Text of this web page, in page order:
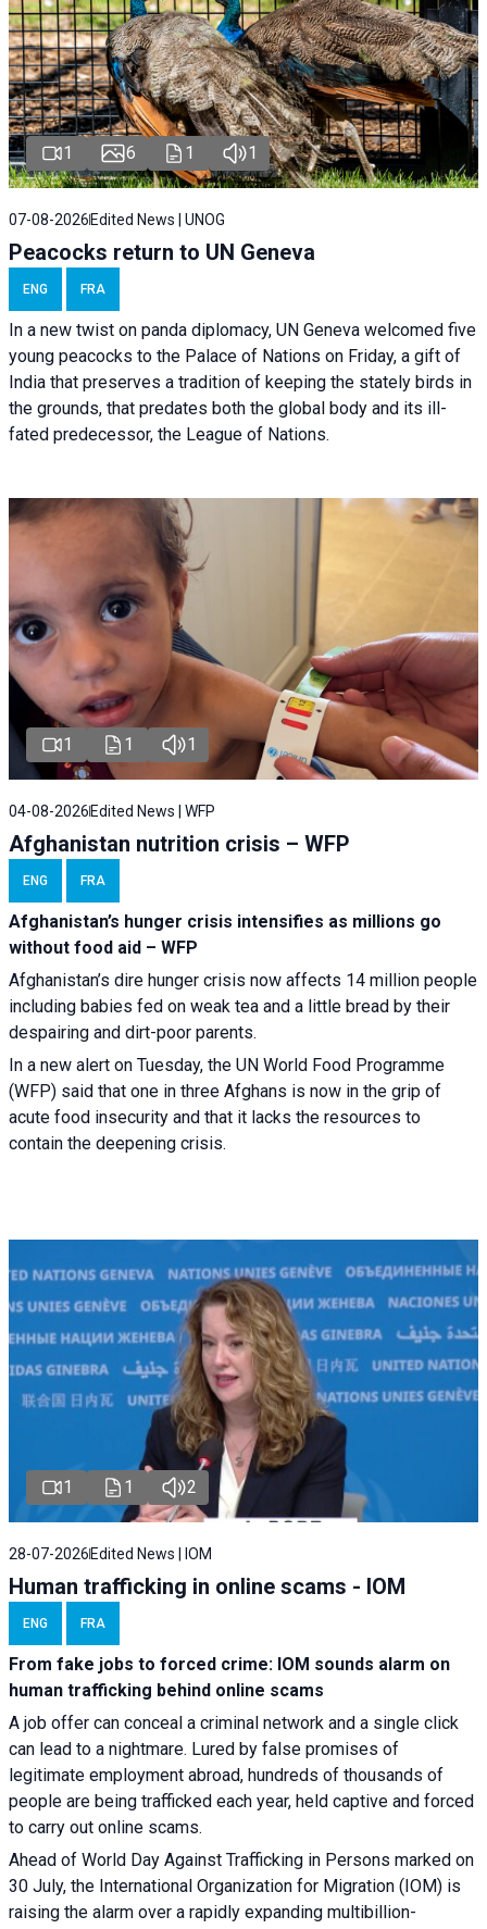
1 6 1 1
07-08-2026 Edited News | UNOG
Peacocks return to UN Geneva
ENG FRA
In a new twist on panda diplomacy, UN Geneva welcomed five
young peacocks to the Palace of Nations on Friday, a gift of
India that preserves a tradition of keeping the stately birds in
the grounds, that predates both the global body and its ill-
fated predecessor, the League of Nations.
1 1 1
04-08-2026 Edited News | WFP
Afghanistan nutrition crisis – WFP
ENG FRA
Afghanistan’s hunger crisis intensifies as millions go
without food aid – WFP
Afghanistan’s dire hunger crisis now affects 14 million people
including babies fed on weak tea and a little bread by their
despairing and dirt-poor parents.
In a new alert on Tuesday, the UN World Food Programme
(WFP) said that one in three Afghans is now in the grip of
acute food insecurity and that it lacks the resources to
contain the deepening crisis.
1 1 2
28-07-2026Edited News | IOM
Human trafficking in online scams - IOM
ENG FRA
From fake jobs to forced crime: IOM sounds alarm on
human trafficking behind online scams
A job offer can conceal a criminal network and a single click
can lead to a nightmare. Lured by false promises of
legitimate employment abroad, hundreds of thousands of
people are being trafficked each year, held captive and forced
to carry out online scams.
Ahead of World Day Against Trafficking in Persons marked on
30 July, the International Organization for Migration (IOM) is
raising the alarm over a rapidly expanding multibillion-